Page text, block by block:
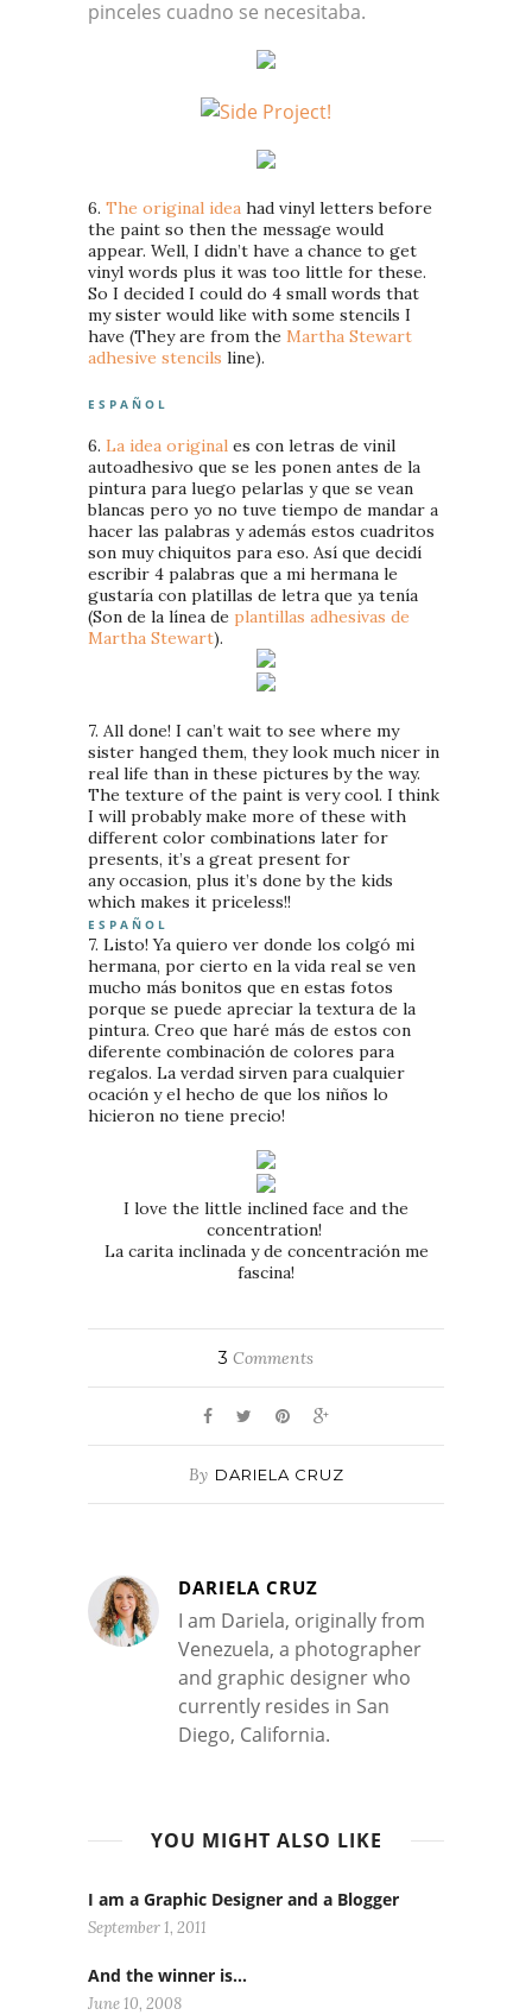
pinceles cuadno se necesitaba.
6. The original idea had vinyl letters before
the paint so then the message would
appear. Well, I didn’t have a chance to get
vinyl words plus it was too little for these.
So I decided I could do 4 small words that
my sister would like with some stencils I
have (They are from the Martha Stewart
adhesive stencils line).
E S P A Ñ O L
6. La idea original es con letras de vinil
autoadhesivo que se les ponen antes de la
pintura para luego pelarlas y que se vean
blancas pero yo no tuve tiempo de mandar a
hacer las palabras y además estos cuadritos
son muy chiquitos para eso. Así que decidí
escribir 4 palabras que a mi hermana le
gustaría con platillas de letra que ya tenía
(Son de la línea de plantillas adhesivas de
Martha Stewart).
7. All done! I can’t wait to see where my
sister hanged them, they look much nicer in
real life than in these pictures by the way.
The texture of the paint is very cool. I think
I will probably make more of these with
different color combinations later for
presents, it’s a great present for
any occasion, plus it’s done by the kids
which makes it priceless!!
E S P A Ñ O L
7. Listo! Ya quiero ver donde los colgó mi
hermana, por cierto en la vida real se ven
mucho más bonitos que en estas fotos
porque se puede apreciar la textura de la
pintura. Creo que haré más de estos con
diferente combinación de colores para
regalos. La verdad sirven para cualquier
ocación y el hecho de que los niños lo
hicieron no tiene precio!
I love the little inclined face and the
concentration!
La carita inclinada y de concentración me
fascina!
3 Comments
By DARIELA CRUZ
DARIELA CRUZ
I am Dariela, originally from
Venezuela, a photographer
and graphic designer who
currently resides in San
Diego, California.
YOU MIGHT ALSO LIKE
I am a Graphic Designer and a Blogger
September 1, 2011
And the winner is…
June 10, 2008